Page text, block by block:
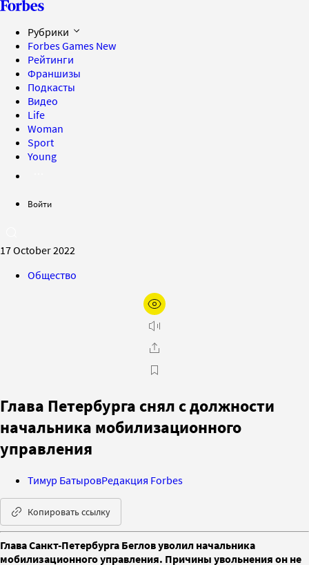
Рубрики
Forbes Games New
Рейтинги
Франшизы
Подкасты
Видео
Life
Woman
Sport
Young
Войти
17 October 2022
Общество
Глава Петербурга снял с должности
начальника мобилизационного
управления
Тимур БатыровРедакция Forbes
Копировать ссылку
Глава Санкт-Петербурга Беглов уволил начальника
мобилизационного управления. Причины увольнения он не